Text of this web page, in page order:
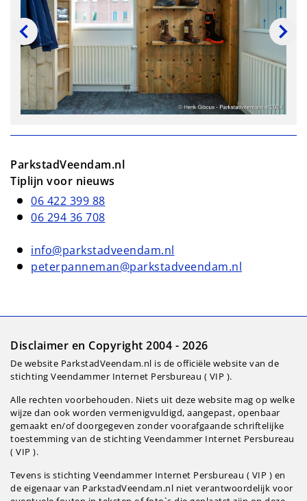
ParkstadVeendam.nl
Tiplijn voor nieuws
06 422 399 88
06 294 36 708
info@parkstadveendam.nl
peterpanneman@parkstadveendam.nl
Disclaimer en Copyright 2004 - 2026
De website ParkstadVeendam.nl is de officiële website van de
stichting Veendammer Internet Persbureau ( VIP ).
Alle rechten voorbehouden. Niets uit deze website mag op welke
wijze dan ook worden vermenigvuldigd, aangepast, openbaar
gemaakt en/of doorgegeven zonder voorafgaande schriftelijke
toestemming van de stichting Veendammer Internet Persbureau
( VIP ).
Tevens is stichting Veendammer Internet Persbureau ( VIP ) en
de eigenaar van ParkstadVeendam.nl niet verantwoordelijk voor